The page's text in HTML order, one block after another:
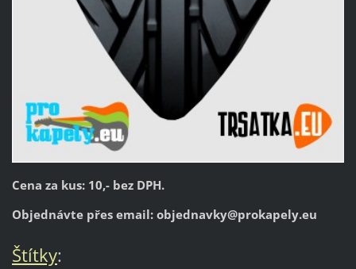
Cena za kus: 10,- bez DPH.
Objednávte přes email: objednavky@prokapely.eu
Štítky: